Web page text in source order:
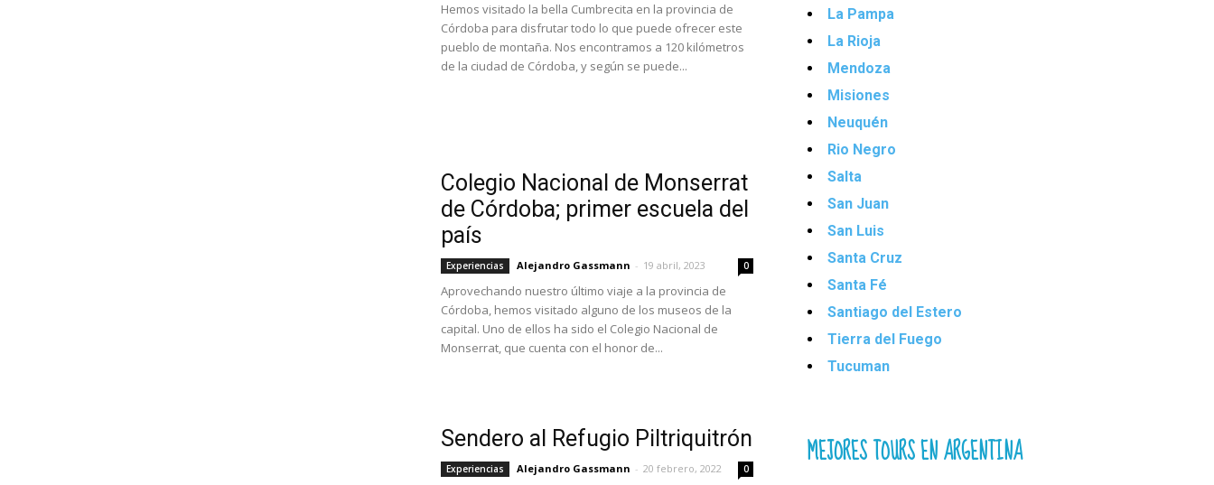
Hemos visitado la bella Cumbrecita en la provincia de
Córdoba para disfrutar todo lo que puede ofrecer este
pueblo de montaña. Nos encontramos a 120 kilómetros
de la ciudad de Córdoba, y según se puede...
Colegio Nacional de Monserrat
de Córdoba; primer escuela del
país
Experiencias Alejandro Gassmann - 19 abril, 2023 0
Aprovechando nuestro último viaje a la provincia de
Córdoba, hemos visitado alguno de los museos de la
capital. Uno de ellos ha sido el Colegio Nacional de
Monserrat, que cuenta con el honor de...
Sendero al Refugio Piltriquitrón
Experiencias Alejandro Gassmann - 20 febrero, 2022 0
La Pampa
La Rioja
Mendoza
Misiones
Neuquén
Rio Negro
Salta
San Juan
San Luis
Santa Cruz
Santa Fé
Santiago del Estero
Tierra del Fuego
Tucuman
MEJORES TOURS EN ARGENTINA